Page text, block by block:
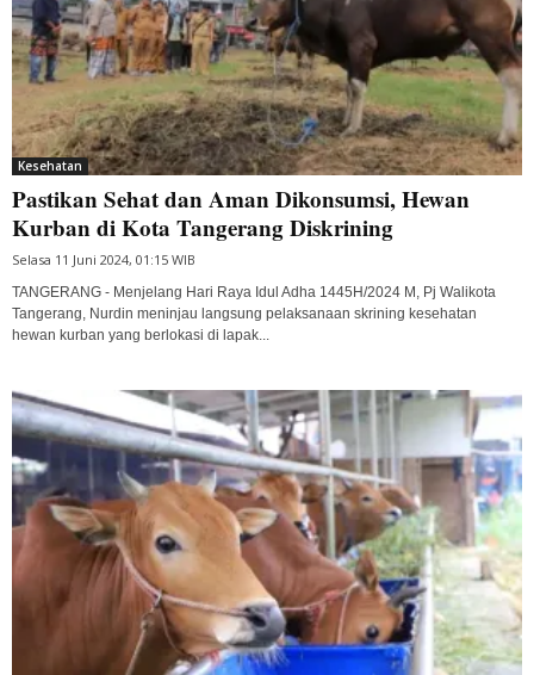
Kesehatan
Pastikan Sehat dan Aman Dikonsumsi, Hewan
Kurban di Kota Tangerang Diskrining
Selasa 11 Juni 2024, 01:15 WIB
TANGERANG - Menjelang Hari Raya Idul Adha 1445H/2024 M, Pj Walikota
Tangerang, Nurdin meninjau langsung pelaksanaan skrining kesehatan
hewan kurban yang berlokasi di lapak...